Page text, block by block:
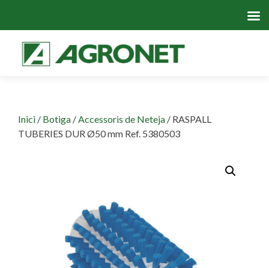
Inici / Botiga /Accessoris de Neteja / RASPALL
TUBERIES DUR Ø50 mm Ref. 5380503